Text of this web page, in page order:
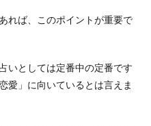
れば、このポイントが重要で
いとしては定番中の定番です
愛」に向いているとは言えま